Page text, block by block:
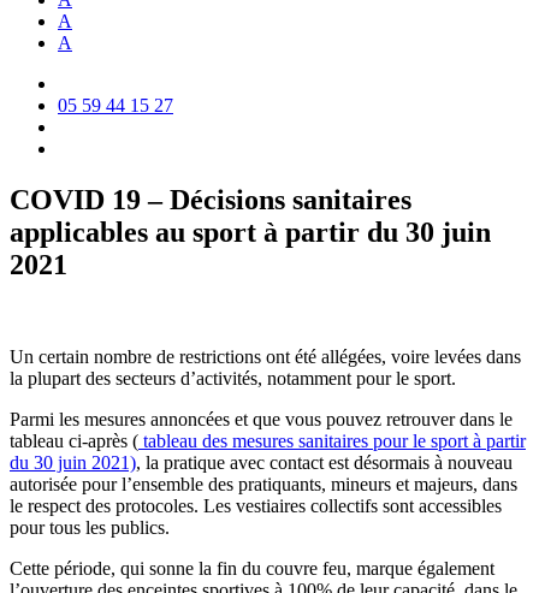
A
A
05 59 44 15 27
COVID 19 – Décisions sanitaires
applicables au sport à partir du 30 juin
2021
Un certain nombre de restrictions ont été allégées, voire levées dans
la plupart des secteurs d’activités, notamment pour le sport.
Parmi les mesures annoncées et que vous pouvez retrouver dans le
tableau ci-après ( tableau des mesures sanitaires pour le sport à partir
du 30 juin 2021), la pratique avec contact est désormais à nouveau
autorisée pour l’ensemble des pratiquants, mineurs et majeurs, dans
le respect des protocoles. Les vestiaires collectifs sont accessibles
pour tous les publics.
Cette période, qui sonne la fin du couvre feu, marque également